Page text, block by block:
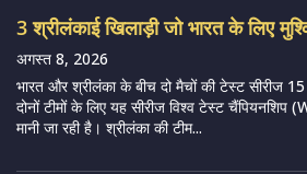
3 श्रीलंकाई खिलाड़ी जो भारत के लिए
अगस्त 8, 2026
भारत और श्रीलंका के बीच दो मैचों की टेस्ट सीरीज
दोनों टीमों के लिए यह सीरीज विश्व टेस्ट
मानी जा रही है। श्रीलंका की टीम...